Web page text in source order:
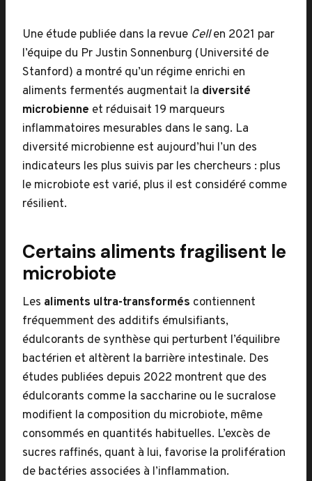
Une étude publiée dans la revue Cellen 2021 par
l’équipe du Pr Justin Sonnenburg (Université de
Stanford) a montré qu’un régime enrichi en
aliments fermentés augmentait la diversité
microbienne et réduisait 19 marqueurs
inflammatoires mesurables dans le sang. La
diversité microbienne est aujourd’hui l’un des
indicateurs les plus suivis par les chercheurs : plus
le microbiote est varié, plus il est considéré comme
résilient.
Certains aliments fragilisent le
microbiote
Les aliments ultra-transformés contiennent
fréquemment des additifs émulsifiants,
édulcorants de synthèse qui perturbent l’équilibre
bactérien et altèrent la barrière intestinale. Des
études publiées depuis 2022 montrent que des
édulcorants comme la saccharine ou le sucralose
modifient la composition du microbiote, même
consommés en quantités habituelles. L’excès de
sucres raffinés, quant à lui, favorise la prolifération
de bactéries associées à l’inflammation.